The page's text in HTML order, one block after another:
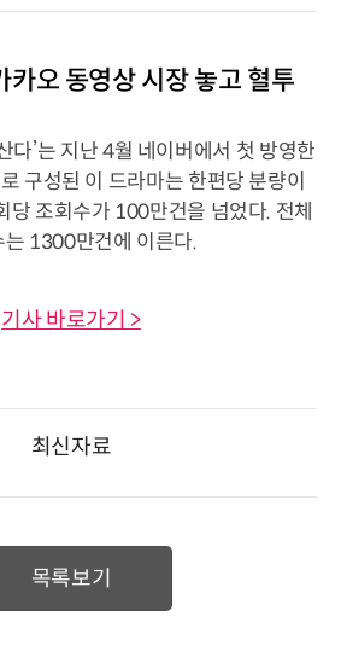
카오 동영상 시장 놓고 혈투
다’는 지난 4월 네이버에서 첫 방영한
구성된 이 드라마는 한편당 분량이
당 조회수가 100만건을 넘었다. 전체
는 1300만건에 이른다.
기사 바로가기 >
최신자료
목록보기